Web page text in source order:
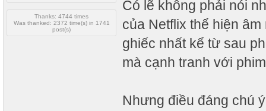
Thanks: 4744 times
Was thanked: 2372 time(s) in 1741
post(s)
Có lẽ không phải nói
của Netflix thể hiện
ghiếc nhất kể từ sau
mà cạnh tranh với
Nhưng điều đáng chú